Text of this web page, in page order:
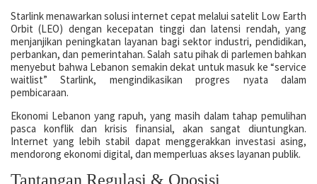
Starlink menawarkan solusi internet cepat melalui satelit Low Earth
Orbit (LEO) dengan kecepatan tinggi dan latensi rendah, yang
menjanjikan peningkatan layanan bagi sektor industri, pendidikan,
perbankan, dan pemerintahan. Salah satu pihak di parlemen bahkan
menyebut bahwa Lebanon semakin dekat untuk masuk ke “service
waitlist” Starlink, mengindikasikan progres nyata dalam
pembicaraan.
Ekonomi Lebanon yang rapuh, yang masih dalam tahap pemulihan
pasca konflik dan krisis finansial, akan sangat diuntungkan.
Internet yang lebih stabil dapat menggerakkan investasi asing,
mendorong ekonomi digital, dan memperluas akses layanan publik.
Tantangan Regulasi & Oposisi